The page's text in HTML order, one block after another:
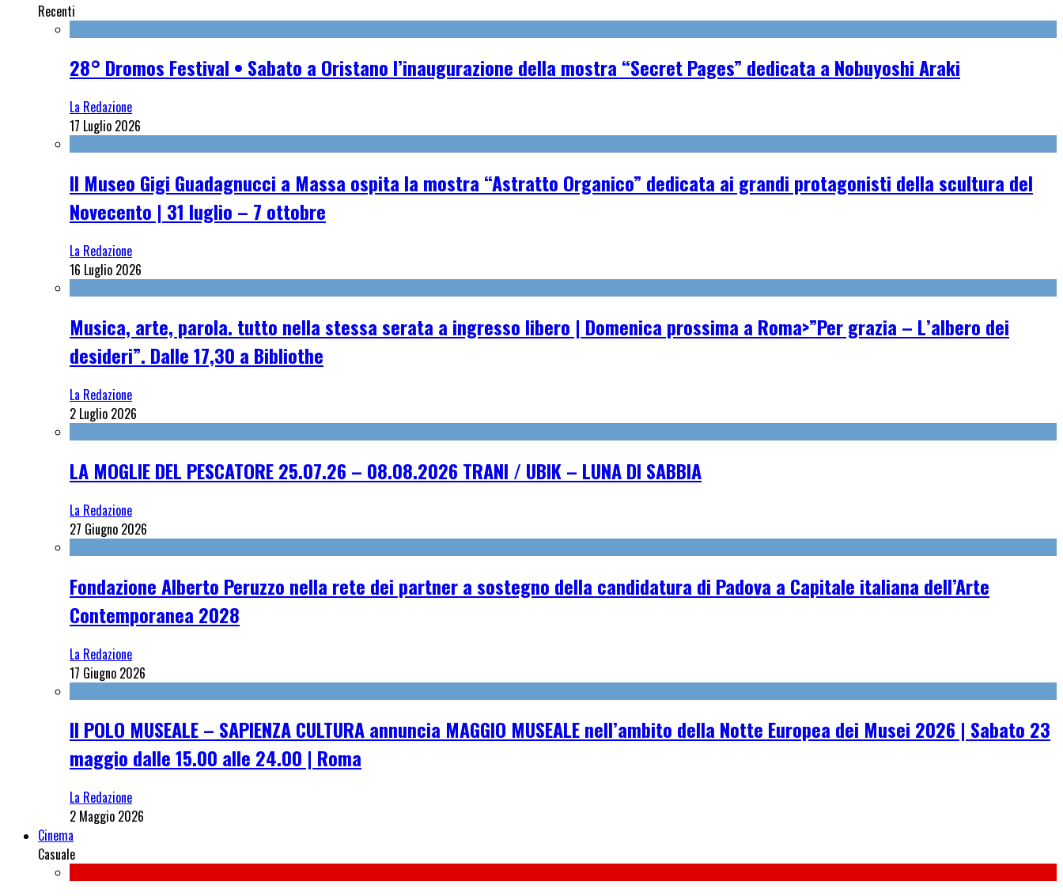
Recenti
28° Dromos Festival • Sabato a Oristano l’inaugurazione della mostra “Secret Pages” dedicata a Nobuyoshi Araki
La Redazione
17 Luglio 2026
Il Museo Gigi Guadagnucci a Massa ospita la mostra “Astratto Organico” dedicata ai grandi protagonisti della scultura del
Novecento | 31 luglio – 7 ottobre
La Redazione
16 Luglio 2026
Musica, arte, parola. tutto nella stessa serata a ingresso libero | Domenica prossima a Roma>”Per grazia – L’albero dei
desideri”. Dalle 17,30 a Bibliothe
La Redazione
2 Luglio 2026
LA MOGLIE DEL PESCATORE 25.07.26 – 08.08.2026 TRANI / UBIK – LUNA DI SABBIA
La Redazione
27 Giugno 2026
Fondazione Alberto Peruzzo nella rete dei partner a sostegno della candidatura di Padova a Capitale italiana dell’Arte
Contemporanea 2028
La Redazione
17 Giugno 2026
Il POLO MUSEALE – SAPIENZA CULTURA annuncia MAGGIO MUSEALE nell’ambito della Notte Europea dei Musei 2026 | Sabato 23
maggio dalle 15.00 alle 24.00 | Roma
La Redazione
2 Maggio 2026
Cinema
Casuale